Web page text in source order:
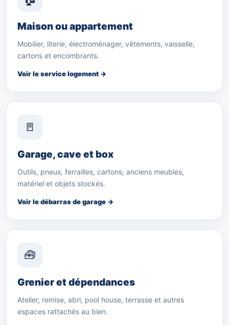
Maison ou appartement
Mobilier, literie, électroménager, vêtements, vaisselle,
cartons et encombrants.
Voir le service logement →
🚪
Garage, cave et box
Outils, pneus, ferrailles, cartons, anciens meubles,
matériel et objets stockés.
Voir le débarras de garage →
🧰
Grenier et dépendances
Atelier, remise, abri, pool house, terrasse et autres
espaces rattachés au bien.